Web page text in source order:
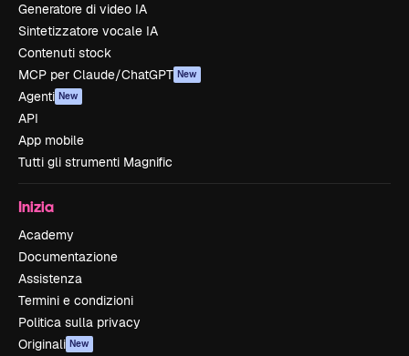
Generatore di video IA
Sintetizzatore vocale IA
Contenuti stock
MCP per Claude/ChatGPT New
Agenti New
API
App mobile
Tutti gli strumenti Magnific
Inizia
Academy
Documentazione
Assistenza
Termini e condizioni
Politica sulla privacy
Originali New